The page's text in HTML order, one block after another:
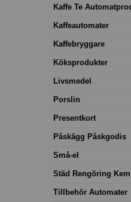
Kaffe Te
Kaffeautomater
Kaffebryggare
Köksprodukter
Livsmedel
Porslin
Presentkort
Påskägg Påskgodis
Små-el
Städ Rengöring Kem
Tillbehör Automater